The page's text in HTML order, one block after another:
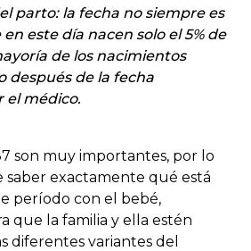
parto: la fecha no siempre es
este día nacen solo el 5% de
de los nacimientos
después de la fecha
el médico.
son muy importantes, por lo
exactamente qué está
período con el bebé,
que la familia y ella estén
diferentes variantes del